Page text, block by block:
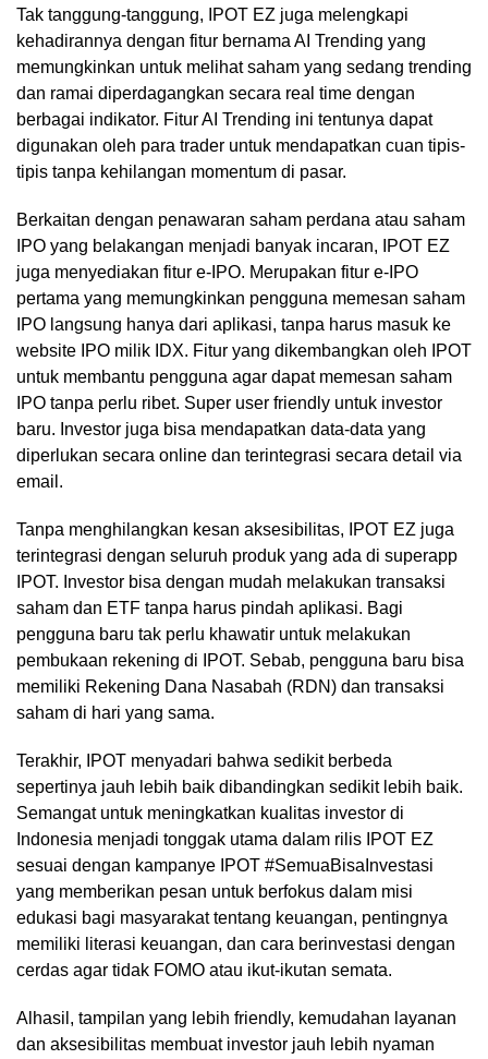
Tak tanggung-tanggung, IPOT EZ juga melengkapi
kehadirannya dengan fitur bernama AI Trending yang
memungkinkan untuk melihat saham yang sedang trending
dan ramai diperdagangkan secara real time dengan
berbagai indikator. Fitur AI Trending ini tentunya dapat
digunakan oleh para trader untuk mendapatkan cuan tipis-
tipis tanpa kehilangan momentum di pasar.
Berkaitan dengan penawaran saham perdana atau saham
IPO yang belakangan menjadi banyak incaran, IPOT EZ
juga menyediakan fitur e-IPO. Merupakan fitur e-IPO
pertama yang memungkinkan pengguna memesan saham
IPO langsung hanya dari aplikasi, tanpa harus masuk ke
website IPO milik IDX. Fitur yang dikembangkan oleh IPOT
untuk membantu pengguna agar dapat memesan saham
IPO tanpa perlu ribet. Super user friendly untuk investor
baru. Investor juga bisa mendapatkan data-data yang
diperlukan secara online dan terintegrasi secara detail via
email.
Tanpa menghilangkan kesan aksesibilitas, IPOT EZ juga
terintegrasi dengan seluruh produk yang ada di superapp
IPOT. Investor bisa dengan mudah melakukan transaksi
saham dan ETF tanpa harus pindah aplikasi. Bagi
pengguna baru tak perlu khawatir untuk melakukan
pembukaan rekening di IPOT. Sebab, pengguna baru bisa
memiliki Rekening Dana Nasabah (RDN) dan transaksi
saham di hari yang sama.
Terakhir, IPOT menyadari bahwa sedikit berbeda
sepertinya jauh lebih baik dibandingkan sedikit lebih baik.
Semangat untuk meningkatkan kualitas investor di
Indonesia menjadi tonggak utama dalam rilis IPOT EZ
sesuai dengan kampanye IPOT #SemuaBisaInvestasi
yang memberikan pesan untuk berfokus dalam misi
edukasi bagi masyarakat tentang keuangan, pentingnya
memiliki literasi keuangan, dan cara berinvestasi dengan
cerdas agar tidak FOMO atau ikut-ikutan semata.
Alhasil, tampilan yang lebih friendly, kemudahan layanan
dan aksesibilitas membuat investor jauh lebih nyaman